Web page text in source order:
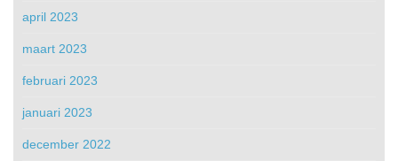
april 2023
maart 2023
februari 2023
januari 2023
december 2022